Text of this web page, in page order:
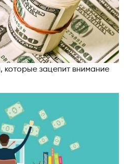
которые зацепит внимание